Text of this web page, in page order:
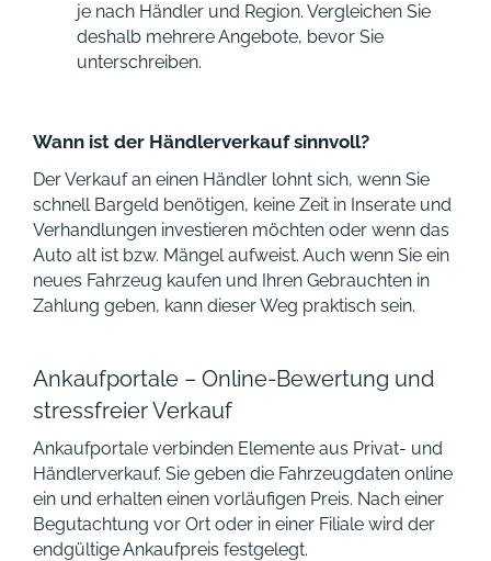
je nach Händler und Region. Vergleichen Sie
deshalb mehrere Angebote, bevor Sie
unterschreiben.
Wann ist der Händlerverkauf sinnvoll?
Der Verkauf an einen Händler lohnt sich, wenn Sie
schnell Bargeld benötigen, keine Zeit in Inserate und
Verhandlungen investieren möchten oder wenn das
Auto alt ist bzw. Mängel aufweist. Auch wenn Sie ein
neues Fahrzeug kaufen und Ihren Gebrauchten in
Zahlung geben, kann dieser Weg praktisch sein.
Ankaufportale – Online-Bewertung und
stressfreier Verkauf
Ankaufportale verbinden Elemente aus Privat- und
Händlerverkauf. Sie geben die Fahrzeugdaten online
ein und erhalten einen vorläufigen Preis. Nach einer
Begutachtung vor Ort oder in einer Filiale wird der
endgültige Ankaufpreis festgelegt.